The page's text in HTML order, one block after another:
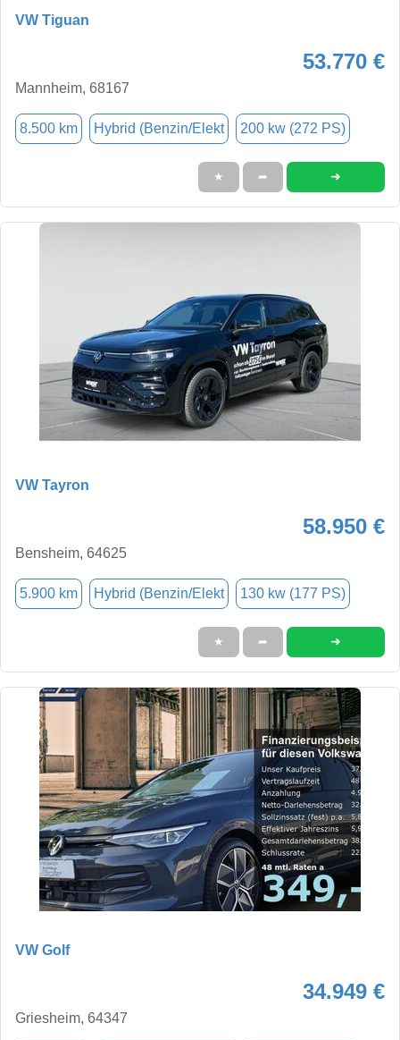
VW Tiguan
53.770 €
Mannheim, 68167
8.500 km Hybrid (Benzin/Elekt 200 kw (272 PS)
★ ➦ ➜
VW Tayron
58.950 €
Bensheim, 64625
5.900 km Hybrid (Benzin/Elekt 130 kw (177 PS)
★ ➦ ➜
VW Golf
34.949 €
Griesheim, 64347